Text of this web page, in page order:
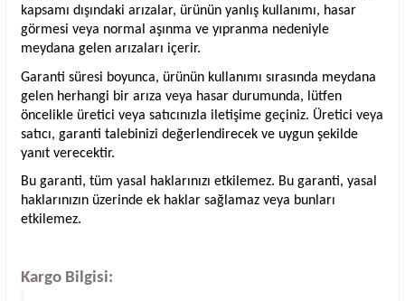
kapsamı dışındaki arızalar, ürünün yanlış kullanımı, hasar
görmesi veya normal aşınma ve yıpranma nedeniyle
meydana gelen arızaları içerir.
Garanti süresi boyunca, ürünün kullanımı sırasında meydana
gelen herhangi bir arıza veya hasar durumunda, lütfen
öncelikle üretici veya satıcınızla iletişime geçiniz. Üretici veya
satıcı, garanti talebinizi değerlendirecek ve uygun şekilde
yanıt verecektir.
Bu garanti, tüm yasal haklarınızı etkilemez. Bu garanti, yasal
haklarınızın üzerinde ek haklar sağlamaz veya bunları
etkilemez.
Kargo Bilgisi: